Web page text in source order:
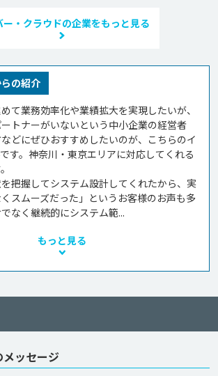
ー・クラウドの企業をもっと見る
の紹介
て業務効率化や業績拡大を実現したいが、
トナーがいないという中小企業の経営者
どにぜひおすすめしたいのが、こちらのイ
す。神奈川・東京エリアに対応してくれる
を把握してシステム設計してくれたから、実
スムーズだった」というお客様のお声も多
なく継続的にシステム範...
もっと見る
ッセージ